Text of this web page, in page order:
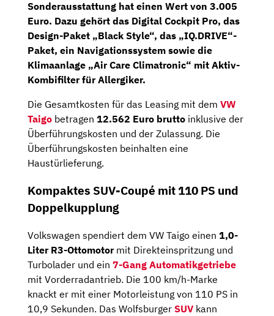
Sonderausstattung hat einen Wert von 3.005
Euro. Dazu gehört das Digital Cockpit Pro, das
Design-Paket „Black Style“, das „IQ.DRIVE“-
Paket, ein Navigationssystem sowie die
Klimaanlage „Air Care Climatronic“ mit Aktiv-
Kombifilter für Allergiker.
Die Gesamtkosten für das Leasing mit dem VW
Taigo betragen 12.562 Euro brutto inklusive der
Überführungskosten und der Zulassung. Die
Überführungskosten beinhalten eine
Haustürlieferung.
Kompaktes SUV-Coupé mit 110 PS und
Doppelkupplung
Volkswagen spendiert dem VW Taigo einen 1,0-
Liter R3-Ottomotormit Direkteinspritzung und
Turbolader und ein 7-Gang Automatikgetriebe
mit Vorderradantrieb. Die 100 km/h-Marke
knackt er mit einer Motorleistung von 110 PS in
10,9 Sekunden. Das Wolfsburger SUV kann